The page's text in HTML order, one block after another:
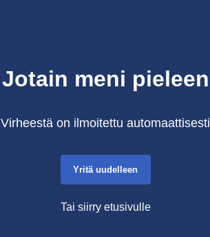
Jotain meni pieleen
Virheestä on ilmoitettu automaattisesti
Yritä uudelleen
Tai siirry etusivulle